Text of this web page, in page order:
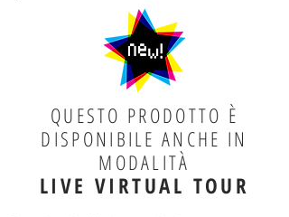
QUESTO PRODOTTO È
DISPONIBILE ANCHE IN
MODALITÀ
LIVE VIRTUAL TOUR